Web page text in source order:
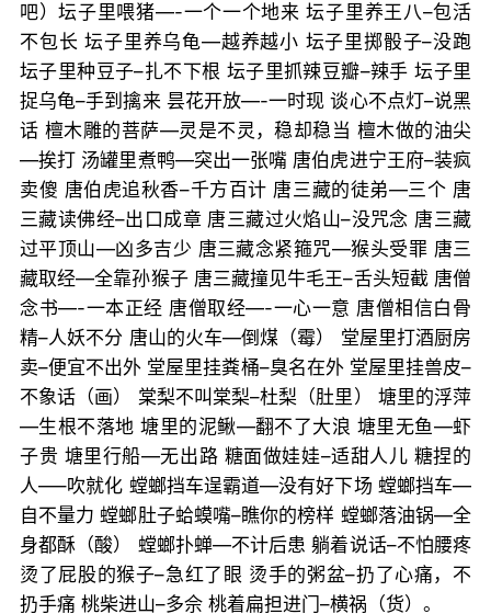
吧）坛子里喂猪—-一个一个地来 坛子里养王八–包活
不包长 坛子里养乌龟—越养越小 坛子里掷骰子–没跑
坛子里种豆子–扎不下根 坛子里抓辣豆瓣–辣手 坛子里
捉乌龟–手到擒来 昙花开放—-一时现 谈心不点灯–说黑
话 檀木雕的菩萨—灵是不灵，稳却稳当 檀木做的油尖
—挨打 汤罐里煮鸭—突出一张嘴 唐伯虎进宁王府–装疯
卖傻 唐伯虎追秋香–千方百计 唐三藏的徒弟—三个 唐
三藏读佛经–出口成章 唐三藏过火焰山–没咒念 唐三藏
过平顶山—凶多吉少 唐三藏念紧箍咒—猴头受罪 唐三
藏取经—全靠孙猴子 唐三藏撞见牛毛王–舌头短截 唐僧
念书—-一本正经 唐僧取经—-一心一意 唐僧相信白骨
精–人妖不分 唐山的火车—倒煤（霉） 堂屋里打酒厨房
卖–便宜不出外 堂屋里挂粪桶–臭名在外 堂屋里挂兽皮–
不象话（画） 棠梨不叫棠梨–杜梨（肚里） 塘里的浮萍
—生根不落地 塘里的泥鳅—翻不了大浪 塘里无鱼—虾
子贵 塘里行船—无出路 糖面做娃娃–适甜人儿 糖捏的
人—–吹就化 螳螂挡车逞霸道—没有好下场 螳螂挡车—
自不量力 螳螂肚子蛤蟆嘴–瞧你的榜样 螳螂落油锅—全
身都酥（酸） 螳螂扑蝉—不计后患 躺着说话–不怕腰疼
烫了屁股的猴子–急红了眼 烫手的粥盆–扔了心痛，不
扔手痛 桃柴进山–多佘 桃着扁担进门–横祸（货）。